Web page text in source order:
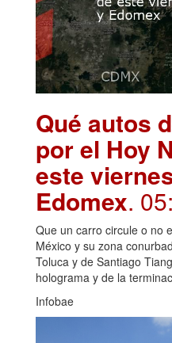
Qué autos
por el Hoy
este
Edomex.
Que un carro circule o no
México y su zona
Toluca y de Santiago
holograma y de la
Infobae